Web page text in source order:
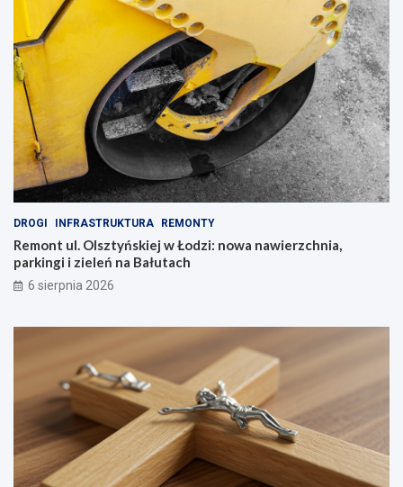
!
DROGI INFRASTRUKTURA REMONTY
Remont ul. Olsztyńskiej w Łodzi: nowa nawierzchnia,
parkingi i zieleń na Bałutach
6 sierpnia 2026